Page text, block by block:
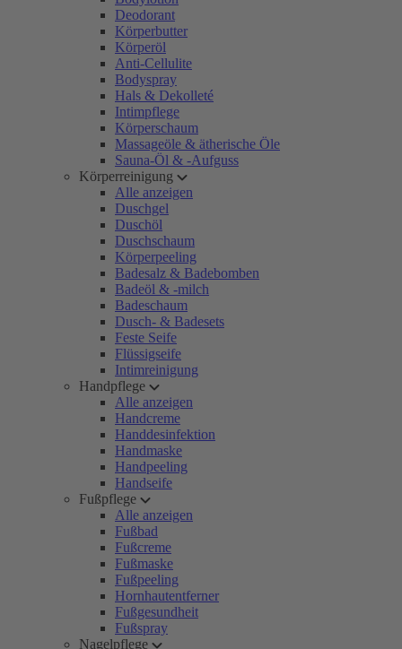
Deodorant
Körperbutter
Körperöl
Anti-Cellulite
Bodyspray
Hals & Dekolleté
Intimpflege
Körperschaum
Massageöle & ätherische Öle
Sauna-Öl & -Aufguss
Körperreinigung
Alle anzeigen
Duschgel
Duschöl
Duschschaum
Körperpeeling
Badesalz & Badebomben
Badeöl & -milch
Badeschaum
Dusch- & Badesets
Feste Seife
Flüssigseife
Intimreinigung
Handpflege
Alle anzeigen
Handcreme
Handdesinfektion
Handmaske
Handpeeling
Handseife
Fußpflege
Alle anzeigen
Fußbad
Fußcreme
Fußmaske
Fußpeeling
Hornhautentferner
Fußgesundheit
Fußspray
Nagelpflege